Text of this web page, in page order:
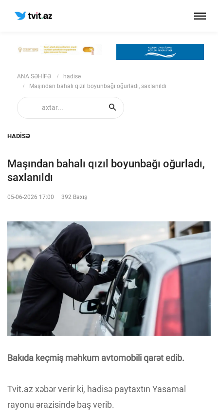
ANA SƏHİFƏ
hadisə
Maşından bahalı qızıl boyunbağı oğurladı, saxlanıldı
HADISƏ
Maşından bahalı qızıl boyunbağı oğurladı,
saxlanıldı
05-06-2026 17:00 392 Baxış
Bakıda keçmiş məhkum avtomobili qarət edib.
Tvit.az xəbər verir ki, hadisə paytaxtın Yasamal
rayonu ərazisində baş verib.